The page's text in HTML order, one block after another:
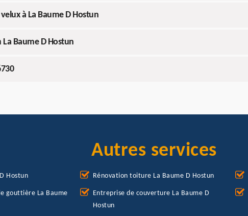
à La Baume D Hostun
Baume D Hostun
Autres services
Hostun
gouttière La Baume
Rénovation toiture La Baume D Hostun
Entreprise de couverture La Baume D
Hostun